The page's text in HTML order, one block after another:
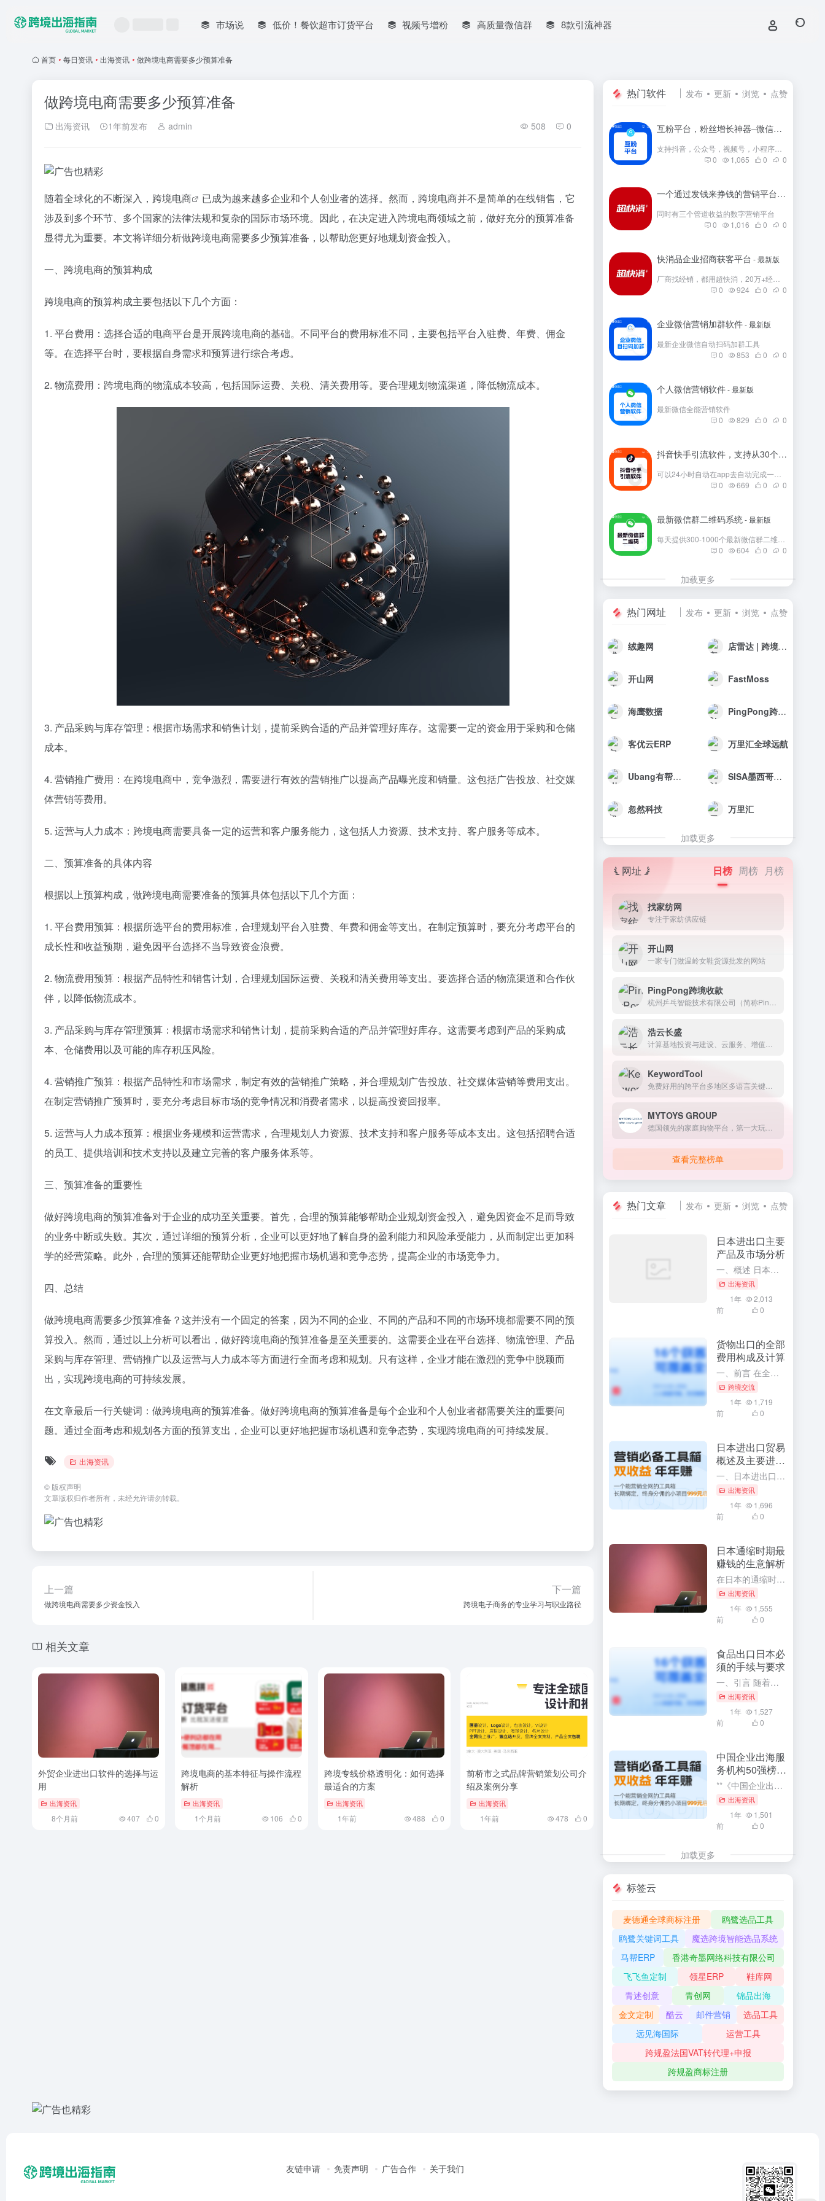
市场说 低价！餐饮超市订货平台 视频号增粉 高质量微信群 8款引流神器
首页 • 每日资讯 • 出海资讯 • 做跨境电商需要多少预算准备
做跨境电商需要多少预算准备
出海资讯 1年前发布 admin 508 0
随着全球化的不断深入， 跨境电商
已成为越来越多企业和个人创业者的选择。然而，跨境电商并不是简单的在线销售，它
涉及到多个环节、多个国家的法律法规和复杂的国际市场环境。因此，在决定进入跨境电商领域之前，做好充分的预算准备
显得尤为重要。本文将详细分析做跨境电商需要多少预算准备，以帮助您更好地规划资金投入。
一、跨境电商的预算构成
跨境电商的预算构成主要包括以下几个方面：
1. 平台费用：选择合适的电商平台是开展跨境电商的基础。不同平台的费用标准不同，主要包括平台入驻费、年费、佣金
等。在选择平台时，要根据自身需求和预算进行综合考虑。
2. 物流费用：跨境电商的物流成本较高，包括国际运费、关税、清关费用等。要合理规划物流渠道，降低物流成本。
3. 产品采购与库存管理：根据市场需求和销售计划，提前采购合适的产品并管理好库存。这需要一定的资金用于采购和仓储
成本。
4. 营销推广费用：在跨境电商中，竞争激烈，需要进行有效的营销推广以提高产品曝光度和销量。这包括广告投放、社交媒
体营销等费用。
5. 运营与人力成本：跨境电商需要具备一定的运营和客户服务能力，这包括人力资源、技术支持、客户服务等成本。
二、预算准备的具体内容
根据以上预算构成，做跨境电商需要准备的预算具体包括以下几个方面：
1. 平台费用预算：根据所选平台的费用标准，合理规划平台入驻费、年费和佣金等支出。在制定预算时，要充分考虑平台的
成长性和收益预期，避免因平台选择不当导致资金浪费。
2. 物流费用预算：根据产品特性和销售计划，合理规划国际运费、关税和清关费用等支出。要选择合适的物流渠道和合作伙
伴，以降低物流成本。
3. 产品采购与库存管理预算：根据市场需求和销售计划，提前采购合适的产品并管理好库存。这需要考虑到产品的采购成
本、仓储费用以及可能的库存积压风险。
4. 营销推广预算：根据产品特性和市场需求，制定有效的营销推广策略，并合理规划广告投放、社交媒体营销等费用支出。
在制定营销推广预算时，要充分考虑目标市场的竞争情况和消费者需求，以提高投资回报率。
5. 运营与人力成本预算：根据业务规模和运营需求，合理规划人力资源、技术支持和客户服务等成本支出。这包括招聘合适
的员工、提供培训和技术支持以及建立完善的客户服务体系等。
三、预算准备的重要性
做好跨境电商的预算准备对于企业的成功至关重要。首先，合理的预算能够帮助企业规划资金投入，避免因资金不足而导致
的业务中断或失败。其次，通过详细的预算分析，企业可以更好地了解自身的盈利能力和风险承受能力，从而制定出更加科
学的经营策略。此外，合理的预算还能帮助企业更好地把握市场机遇和竞争态势，提高企业的市场竞争力。
四、总结
做跨境电商需要多少预算准备？这并没有一个固定的答案，因为不同的企业、不同的产品和不同的市场环境都需要不同的预
算投入。然而，通过以上分析可以看出，做好跨境电商的预算准备是至关重要的。这需要企业在平台选择、物流管理、产品
采购与库存管理、营销推广以及运营与人力成本等方面进行全面考虑和规划。只有这样，企业才能在激烈的竞争中脱颖而
出，实现跨境电商的可持续发展。
在文章最后一行关键词：做跨境电商的预算准备。做好跨境电商的预算准备是每个企业和个人创业者都需要关注的重要问
题。通过全面考虑和规划各方面的预算支出，企业可以更好地把握市场机遇和竞争态势，实现跨境电商的可持续发展。
出海资讯
© 版权声明
文章版权归作者所有，未经允许请勿转载。
上一篇
做跨境电商需要多少资金投入
下一篇
跨境电子商务的专业学习与职业路径
相关文章
外贸企业进出口软件的选择与运
用
出海资讯
8个月前 407 0
跨境电商的基本特征与操作流程
解析
出海资讯
1个月前 106 0
跨境专线价格透明化：如何选择
最适合的方案
出海资讯
1年前 488 0
前桥市之式品牌营销策划公司介
绍及案例分享
出海资讯
1年前 478 0
热门软件 发布 更新 浏览 点赞
互粉平台，粉丝增长神器–微信群互粉|互粉大师|互粉软件|互粉平台|互关互粉|微信公众号互粉|互粉盒子|互粉大厅
0
1,065 0 0
一个通过发钱来挣钱的营销平台
- 最新版
同时有三个管道收益的数字营销平台
0
1,016 0 0
快消品企业招商获客平台 - 最新版
0
924 0 0
企业微信营销加群软件- 最新版
最新企业微信自动扫码加群工具
0
853 0 0
个人微信营销软件- 最新版
最新微信全能营销软件
0
829 0 0
抖音快手引流软件，支持从30个平台引流
0
669 0 0
最新微信群二维码系统- 最新版
0
604 0 0
加载更多
热门网址 发布 更新 浏览 点赞
绒趣网 店雷达 | 跨境选品工具
开山网 FastMoss
海鹰数据 PingPong跨境收款
客优云ERP 万里汇全球远航
Ubang有帮科技 SISA墨西哥海外仓
忽然科技 万里汇
加载更多
网址 日榜 周榜 月榜
找家纺网
专注于家纺供应链
开山网
一家专门做温岭女鞋货源批发的网站
PingPong跨境收款
浩云长盛
KeywordTool
MYTOYS GROUP
查看完整榜单
热门文章 发布 更新 浏览 点赞
日本进出口主要
产品及市场分析
一、概述 日本作为世界上经济实力雄厚的国家之一，其对外贸易活动十分活跃。通过深入了解日本进出口的主要产品及市场分析，可以更全面地掌握日本的经济发展趋势和国际贸易格局。本文将针对日本进出口的主要产品进行...
出海资讯
1年
前
2,013
0
货物出口的全部
费用构成及计算
一、前言 在全球化的今天，货物出口已经成为了众多企业和商家开展国际贸易的主要方式。要想顺利地开展货物出口业务，必须充分了解货物出口的全部费用构成及其计算方法。这将有助于企业更精确地掌握出口成本，合理制...
跨境交流
1年
前
1,719
0
日本进出口贸易
概述及主要进出
口商品
一、日本进出口贸易概述 作为全球主要经济体之一，日本凭借其先进的技术水平、高效的工业体系以及开放的国际贸易政策，形成了丰富的国际贸易关系网络。日本在国际贸易领域有着极其重要的地位，不仅影响着周边国家甚...
出海资讯
1年
前
1,696
0
日本通缩时期最
赚钱的生意解析
在日本的通缩时期，经济环境虽然充满挑战，但同时也孕育着许多商机。对于那些善于发现和把握机会的创业者来说，这个时期同样存在着许多赚钱的生意。本文将深入解析日本通缩时期最赚钱的生意，并探讨其背后的原因和成...
出海资讯
1年
前
1,555
0
食品出口日本必
须的手续与要求
一、引言 随着全球化的深入发展，食品出口已成为各国经济发展的重要组成部分。特别是对于中国这样的食品生产大国，向日本等国家出口食品已成为重要的经济活动。然而，由于各国的食品安全法规和标准存在差异，食品出...
出海资讯
1年
前
1,527
0
中国企业出海服
务机构50强榜单
解读
**《中国企业出海服务机构50强榜单解读》：深度探索与利用企业出海服务的核心竞争力** 在全球化经济浪潮中，中国企业出海已成为一种趋势。而《中国企业出海服务机构50强榜单》的发布，无疑为众多寻求海外市...
出海资讯
1年
前
1,501
0
加载更多
标签云
麦德通全球商标注册
鸥鹭选品工具
鸥鹭关键词工具
魔选跨境智能选品系统
马帮ERP
香港奇墨网络科技有限公司
飞飞鱼定制
领星ERP
鞋库网
青述创意
青创网
锦品出海
金文定制
酷云 邮件营销
选品工具
远见海国际
运营工具
跨规盈法国VAT转代理+申报
跨规盈商标注册
友链申请 免责声明 广告合作 关于我们